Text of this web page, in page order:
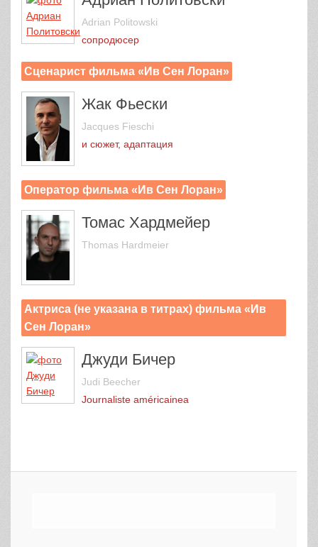
Adrian Politowski
сопродюсер
Сценарист фильма «Ив Сен Лоран»
Жак Фьески
Jacques Fieschi
и сюжет, адаптация
Оператор фильма «Ив Сен Лоран»
Томас Хардмейер
Thomas Hardmeier
Актриса (не указана в титрах) фильма «Ив
Сен Лоран»
Джуди Бичер
Judi Beecher
Journaliste américaineа